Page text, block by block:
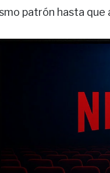
patrón hasta que